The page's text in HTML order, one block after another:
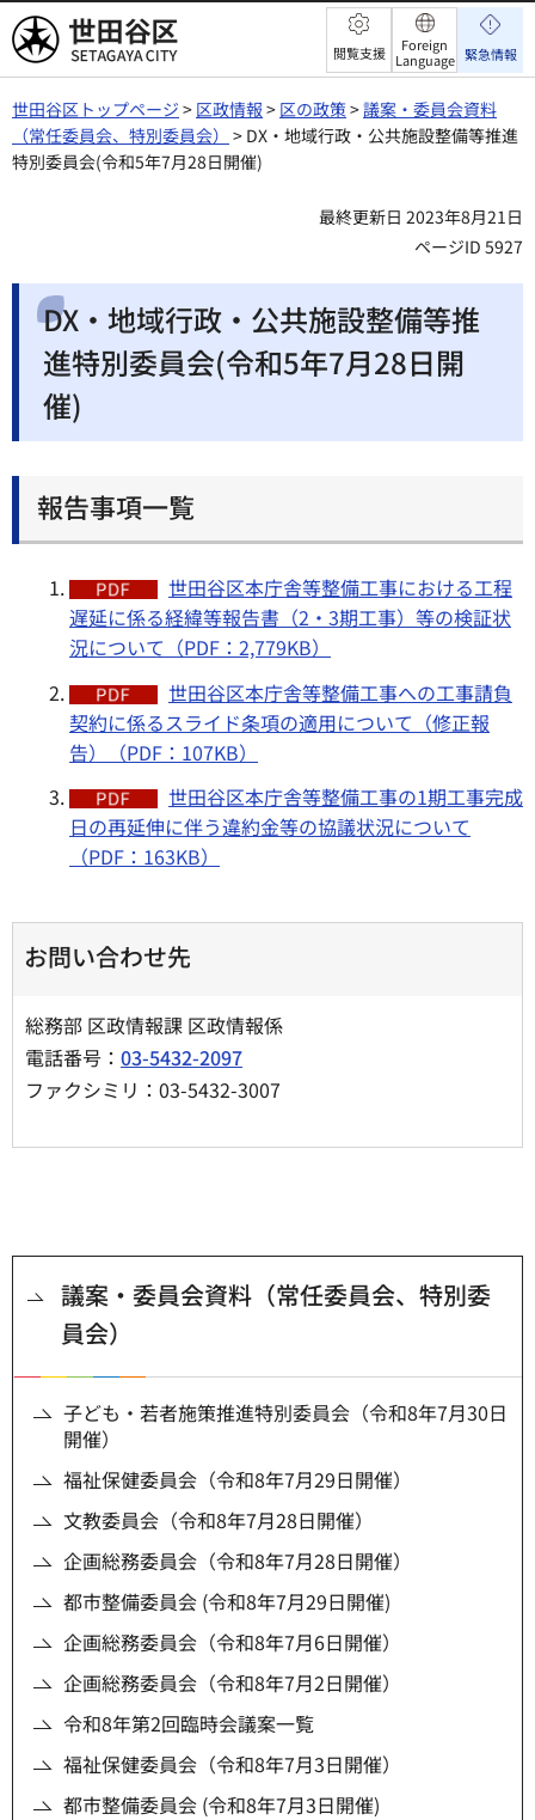
世田谷区 閲覧支援
Foreign
Language 緊急情報
世田谷区トップページ > 区政情報 > 区の政策>議案・委員会資料
（常任委員会、特別委員会） > DX・地域行政・公共施設整備等推進
特別委員会(令和5年7月28日開催)
最終更新日 2023年8月21日
ページID 5927
DX・地域行政・公共施設整備等推
進特別委員会(令和5年7月28日開
催)
報告事項一覧
世田谷区本庁舎等整備工事における工程
遅延に係る経緯等報告書（2・3期工事）等の検証状
況について（PDF：2,779KB）
世田谷区本庁舎等整備工事への工事請負
契約に係るスライド条項の適用について（修正報
告）（PDF：107KB）
世田谷区本庁舎等整備工事の1期工事完成
日の再延伸に伴う違約金等の協議状況について
（PDF：163KB）
お問い合わせ先
総務部 区政情報課 区政情報係
電話番号： 03-5432-2097
ファクシミリ：03-5432-3007
議案・委員会資料（常任委員会、特別委
員会）
子ども・若者施策推進特別委員会（令和8年7月30日
開催）
福祉保健委員会（令和8年7月29日開催）
文教委員会（令和8年7月28日開催）
企画総務委員会（令和8年7月28日開催）
都市整備委員会 (令和8年7月29日開催)
企画総務委員会（令和8年7月6日開催）
企画総務委員会（令和8年7月2日開催）
令和8年第2回臨時会議案一覧
福祉保健委員会（令和8年7月3日開催）
都市整備委員会 (令和8年7月3日開催)